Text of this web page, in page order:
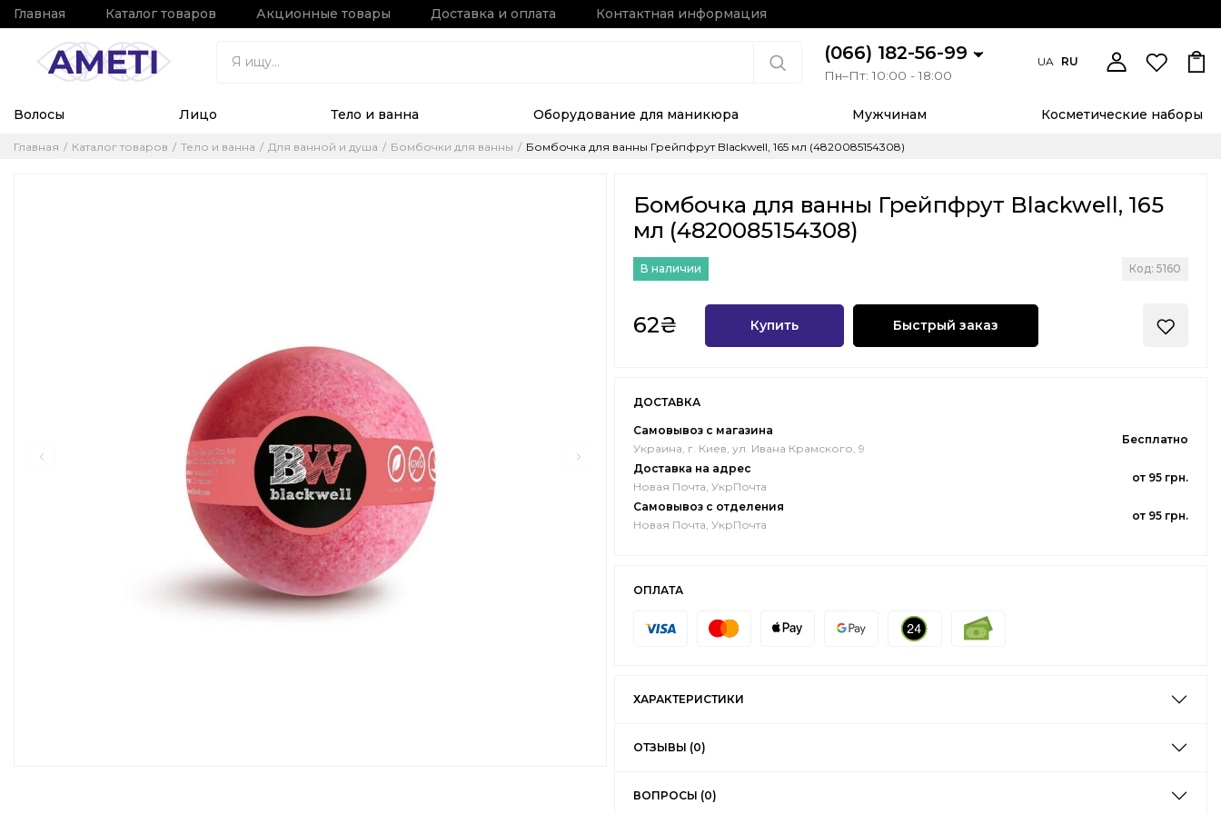
Главная Каталог товаров Акционные товары Доставка и оплата Контактная информация
(066) 182-56-99
Пн–Пт: 10:00 - 18:00
UA RU
Волосы Лицо Тело и ванна Оборудование для маникюра Мужчинам Косметические наборы
Главная Каталог товаров Тело и ванна Для ванной и душа Бомбочки для ванны Бомбочка для ванны Грейпфрут Blackwell, 165 мл (4820085154308)
Бомбочка для ванны Грейпфрут Blackwell, 165
мл (4820085154308)
В наличии Код: 5160
62₴ Купить Быстрый заказ
ДОСТАВКА
Самовывоз с магазина
Украина, г. Киев, ул. Ивана Крамского, 9
Бесплатно
Доставка на адрес
Новая Почта, УкрПочта
от 95 грн.
Самовывоз с отделения
Новая Почта, УкрПочта
от 95 грн.
ОПЛАТА
ХАРАКТЕРИСТИКИ
ОТЗЫВЫ (0)
ВОПРОСЫ (0)